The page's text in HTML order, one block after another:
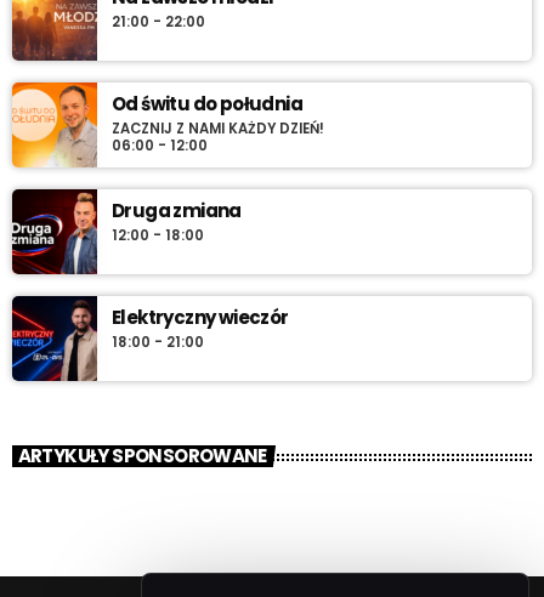
21:00 - 22:00
Od świtu do południa
ZACZNIJ Z NAMI KAŻDY DZIEŃ!
06:00 - 12:00
Druga zmiana
12:00 - 18:00
Elektryczny wieczór
18:00 - 21:00
ARTYKUŁY SPONSOROWANE